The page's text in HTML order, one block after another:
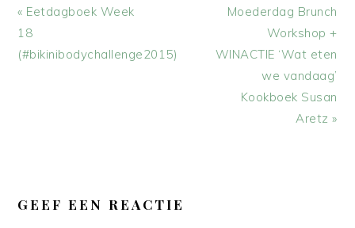
Vorig
bericht:
« Eetdagboek Week
18
(#bikinibodychallenge2015)
Volgend
bericht:
Moederdag Brunch
Workshop +
WINACTIE ‘Wat eten
we vandaag’
Kookboek Susan
Aretz »
INTERACTIES
GEEF EEN REACTIE